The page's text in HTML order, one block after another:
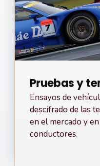
Pruebas y
Ensayos de
descifrado de las
en el mercado y
conductores.